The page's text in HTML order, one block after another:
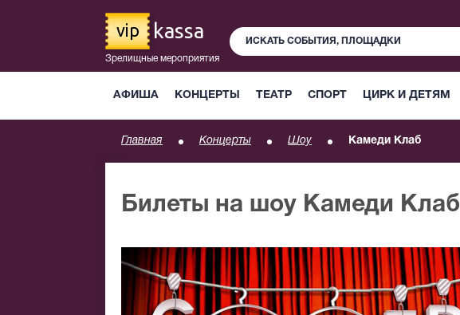
vip kassa
Зрелищные мероприятия
АФИША КОНЦЕРТЫ ТЕАТР СПОРТ ЦИРК И ДЕТЯМ
Главная Концерты Шоу Камеди Клаб
Билеты на шоу Камеди Клаб